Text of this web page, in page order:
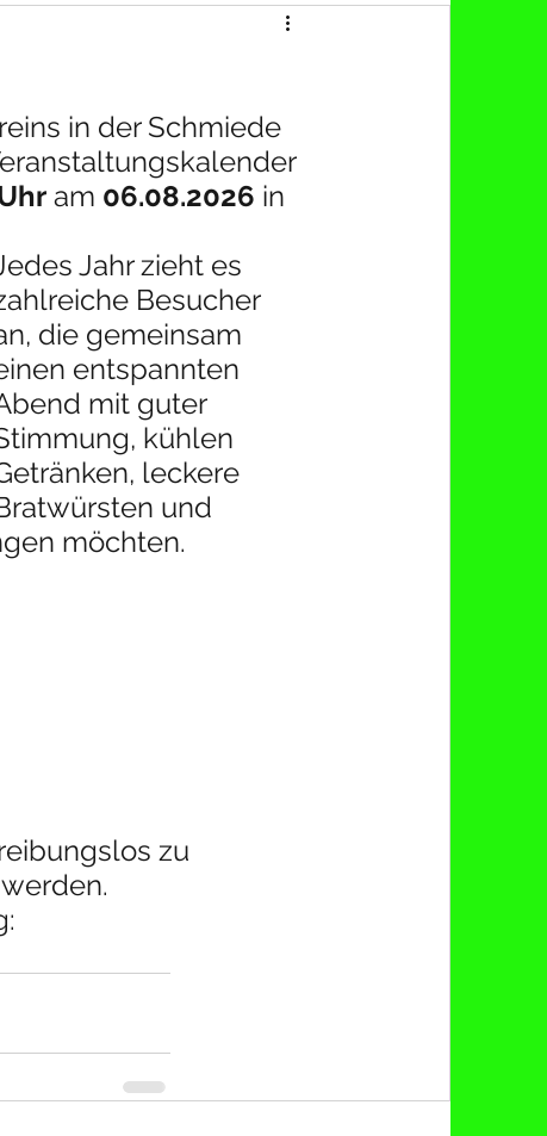
in der Schmiede
am 06.08.2026 in
Jahr zieht es
Besucher
die gemeinsam
entspannten
mit guter
kühlen
leckere
und
möchten.
zu